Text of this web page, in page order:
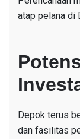
atap pelana di
Depok terus
dan fasilitas